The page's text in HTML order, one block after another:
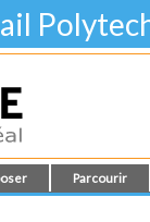
Parcourir